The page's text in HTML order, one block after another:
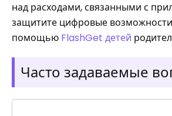
над расходами, связанными с
защитите цифровые
помощью FlashGet детей
Часто задаваемые